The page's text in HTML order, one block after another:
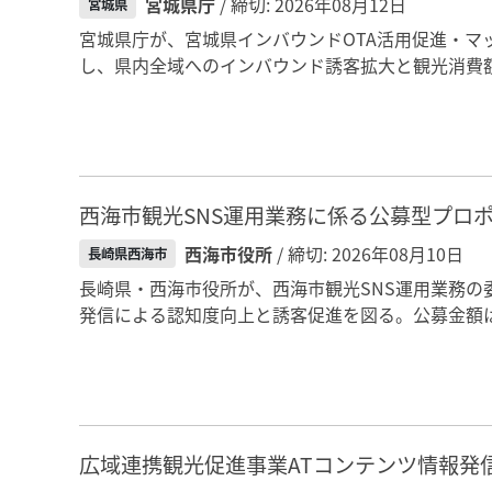
宮城県
宮城県庁が、宮城県インバウンドOTA活用促進・
し、県内全域へのインバウンド誘客拡大と観光消費
西海市観光SNS運用業務に係る公募型プロ
長崎県西海市 西海市役所 / 締切: 2026年08月10日
長崎県・西海市役所が、西海市観光SNS運用業務
発信による認知度向上と誘客促進を図る。公募金額
広域連携観光促進事業ATコンテンツ情報